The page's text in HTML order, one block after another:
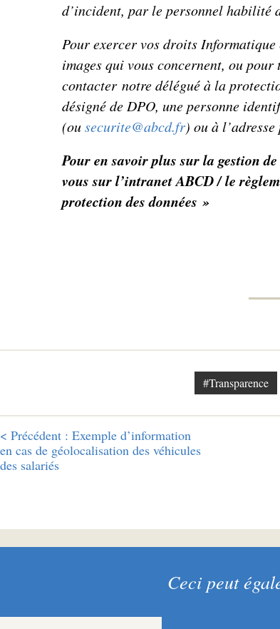
d’incident, par le personnel habilité
Pour exercer vos droits
images qui vous concernent, ou
contacter notre délégué à la
désigné de DPO, une personne
(ousecurite@abcd.fr) ou à
Pour en savoir plus sur la gestion
vous sur l’intranet ABCD / le
protection des données »
#Transparence
< Précédent : Exemple d’information
en cas de géolocalisation des véhicules
des salariés
Ceci peut